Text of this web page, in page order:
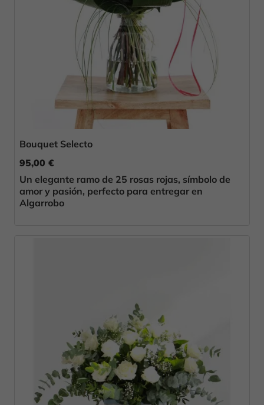
Bouquet Selecto
95,00 €
Un elegante ramo de 25 rosas rojas, símbolo de
amor y pasión, perfecto para entregar en
Algarrobo